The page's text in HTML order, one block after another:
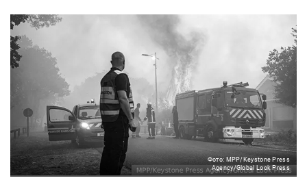
Фото: MPP/Keystone Press
Agency/Global Look Press